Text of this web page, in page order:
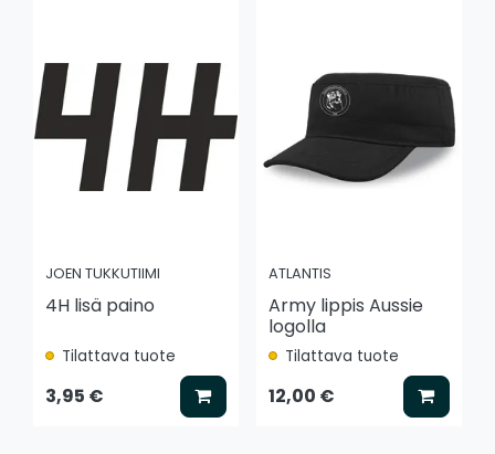
JOEN TUKKUTIIMI
4H lisä paino
Tilattava tuote
3,95 € Lisää koriin
ATLANTIS
Army lippis Aussie
logolla
Tilattava tuote
12,00 € Lisää